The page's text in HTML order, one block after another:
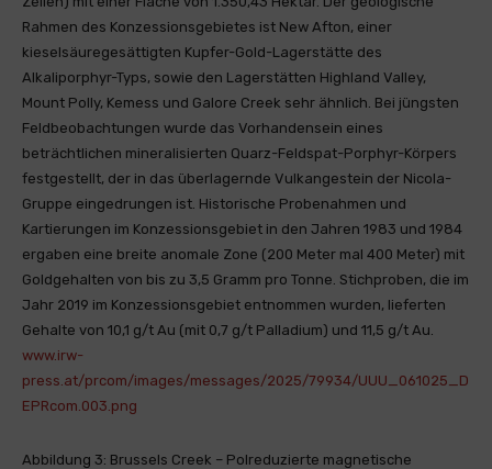
Rahmen des Konzessionsgebietes ist New Afton, einer
kieselsäuregesättigten Kupfer-Gold-Lagerstätte des
Alkaliporphyr-Typs, sowie den Lagerstätten Highland Valley,
Mount Polly, Kemess und Galore Creek sehr ähnlich. Bei jüngsten
Feldbeobachtungen wurde das Vorhandensein eines
beträchtlichen mineralisierten Quarz-Feldspat-Porphyr-Körpers
festgestellt, der in das überlagernde Vulkangestein der Nicola-
Gruppe eingedrungen ist. Historische Probenahmen und
Kartierungen im Konzessionsgebiet in den Jahren 1983 und 1984
ergaben eine breite anomale Zone (200 Meter mal 400 Meter) mit
Goldgehalten von bis zu 3,5 Gramm pro Tonne. Stichproben, die im
Jahr 2019 im Konzessionsgebiet entnommen wurden, lieferten
Gehalte von 10,1 g/t Au (mit 0,7 g/t Palladium) und 11,5 g/t Au.
www.irw-
press.at/prcom/images/messages/2025/79934/UUU_061025_D
EPRcom.003.png
Abbildung 3: Brussels Creek – Polreduzierte magnetische